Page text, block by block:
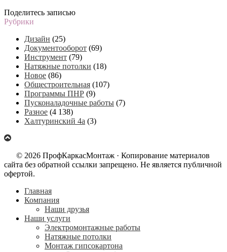
Поделитесь записью
Рубрики
Дизайн (25)
Документооборот (69)
Инструмент (79)
Натяжные потолки (18)
Новое (86)
Общестроительная (107)
Программы ПНР (9)
Пусконаладочные работы (7)
Разное (4 138)
Халтуринский 4а (3)
© 2026 ПрофКаркасМонтаж · Копирование материалов
сайта без обратной ссылки запрещено. Не является публичной
офертой.
Главная
Компания
Наши друзья
Наши услуги
Электромонтажные работы
Натяжные потолки
Монтаж гипсокартона